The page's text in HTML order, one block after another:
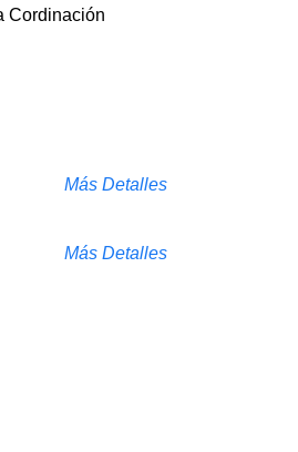
Cordinación
Más Detalles
Más Detalles